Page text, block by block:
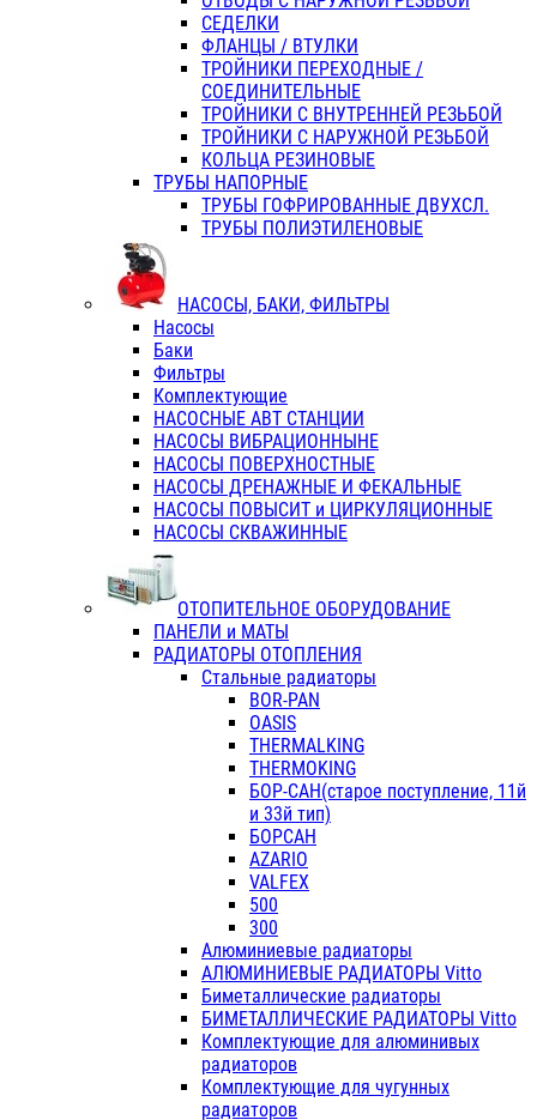
СЕДЕЛКИ
ФЛАНЦЫ / ВТУЛКИ
ТРОЙНИКИ ПЕРЕХОДНЫЕ /
СОЕДИНИТЕЛЬНЫЕ
ТРОЙНИКИ С ВНУТРЕННЕЙ РЕЗЬБОЙ
ТРОЙНИКИ С НАРУЖНОЙ РЕЗЬБОЙ
КОЛЬЦА РЕЗИНОВЫЕ
ТРУБЫ НАПОРНЫЕ
ТРУБЫ ГОФРИРОВАННЫЕ ДВУХСЛ.
ТРУБЫ ПОЛИЭТИЛЕНОВЫЕ
НАСОСЫ, БАКИ, ФИЛЬТРЫ
Насосы
Баки
Фильтры
Комплектующие
НАСОСНЫЕ АВТ СТАНЦИИ
НАСОСЫ ВИБРАЦИОННЫНЕ
НАСОСЫ ПОВЕРХНОСТНЫЕ
НАСОСЫ ДРЕНАЖНЫЕ И ФЕКАЛЬНЫЕ
НАСОСЫ ПОВЫСИТ и ЦИРКУЛЯЦИОННЫЕ
НАСОСЫ СКВАЖИННЫЕ
ОТОПИТЕЛЬНОЕ ОБОРУДОВАНИЕ
ПАНЕЛИ и МАТЫ
РАДИАТОРЫ ОТОПЛЕНИЯ
Стальные радиаторы
BOR-PAN
OASIS
THERMALKING
THERMOKING
БОР-САН(старое поступление, 11й
и 33й тип)
БОРСАН
AZARIO
VALFEX
500
300
Алюминиевые радиаторы
АЛЮМИНИЕВЫЕ РАДИАТОРЫ Vitto
Биметаллические радиаторы
БИМЕТАЛЛИЧЕСКИЕ РАДИАТОРЫ Vitto
Комплектующие для алюминивых
радиаторов
Комплектующие для чугунных
радиаторов